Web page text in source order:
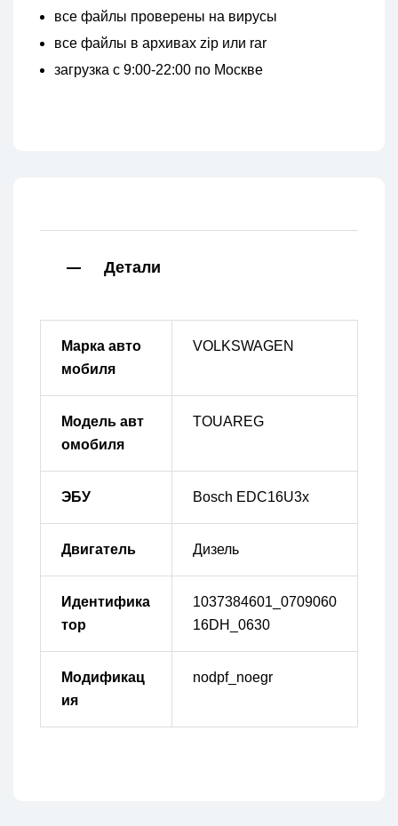
все файлы проверены на вирусы
все файлы в архивах zip или rar
загрузка с 9:00-22:00 по Москве
Детали
Марка авто
мобиля
VOLKSWAGEN
Модель авт
омобиля
TOUAREG
ЭБУ Bosch EDC16U3x
Двигатель Дизель
Идентифика
тор
1037384601_0709060
16DH_0630
Модификац
ия
nodpf_noegr